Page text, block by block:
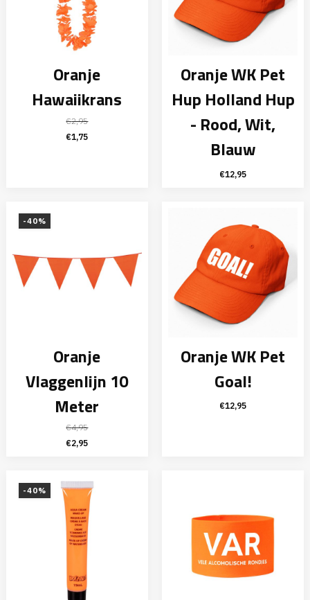
Oranje
Hawaiikrans
€2,95
Oorspronkelijke
€1,75Huidige
Oranje WK Pet
Hup Holland Hup
- Rood, Wit,
Blauw
€12,95
-40%
Oranje
Vlaggenlijn 10
Meter
€4,95
Oorspronkelijke
€4,95.
€2,95Huidige
€2,95.
Oranje WK Pet
Goal!
€12,95
-40%